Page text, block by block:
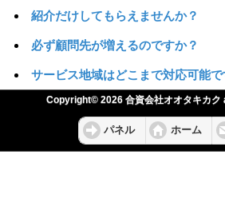
紹介だけしてもらえませんか？
必ず顧問先が増えるのですか？
サービス地域はどこまで対応可能で
Copyright© 2026 合資会社オオタキカ
パネル ホーム